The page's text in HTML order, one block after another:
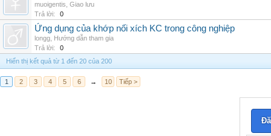
muoigentis Giao lưu
Trả lời:
0
Ứng dụng của khớp nối xích KC trong công nghiệp
longg Hướng dẫn tham gia
Trả lời:
0
Hiển thị kết quả từ 1 đến 20 của 200
1 2 3 4 5 6 → 10 Tiếp >